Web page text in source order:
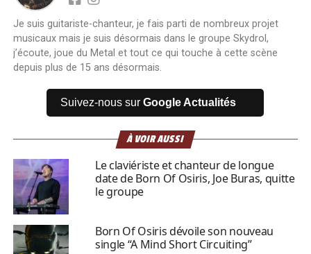
Je suis guitariste-chanteur, je fais parti de nombreux projet
musicaux mais je suis désormais dans le groupe Skydrol,
j’écoute, joue du Metal et tout ce qui touche à cette scène
depuis plus de 15 ans désormais.
Suivez-nous surGoogle Actualités
À VOIR AUSSI
Le claviériste et chanteur de longue
date de Born Of Osiris, Joe Buras, quitte
le groupe
Born Of Osiris dévoile son nouveau
single “A Mind Short Circuiting”